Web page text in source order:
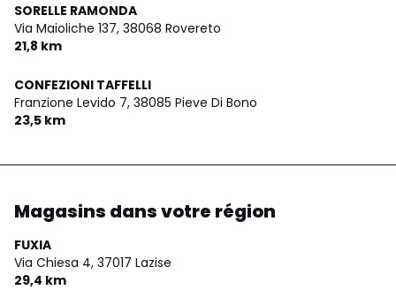
SORELLE RAMONDA
Via Maioliche 137, 38068 Rovereto
21,8 km
CONFEZIONI TAFFELLI
Franzione Levido 7, 38085 Pieve Di Bono
23,5 km
Magasins dans votre région
FUXIA
Via Chiesa 4, 37017 Lazise
29,4 km